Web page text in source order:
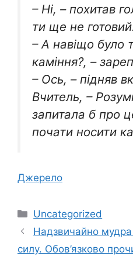
– Ні, – похитав
ти ще не
– А навіщо було
каміння?, –
– Ось, – підняв
Вчитель, –
запитала б про
почати носити
Джерело
Категорії
Uncategorized
Надзвичайно
силу. Обов’язково